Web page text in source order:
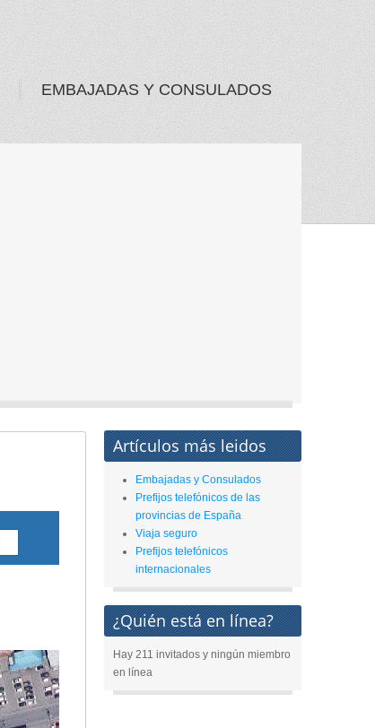
EMBAJADAS Y CONSULADOS
Artículos más leidos
Embajadas y Consulados
Prefijos telefónicos de las
provincias de España
Viaja seguro
Prefijos telefónicos
internacionales
¿Quién está en línea?
Hay 211 invitados y ningún miembro
en línea